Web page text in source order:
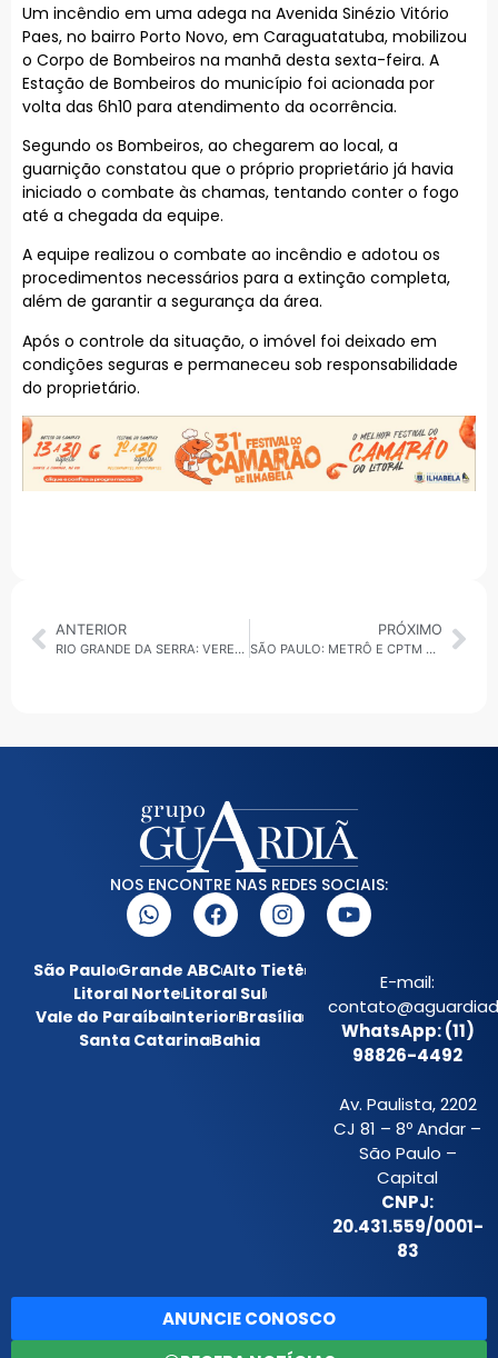
Um incêndio em uma adega na Avenida Sinézio Vitório
Paes, no bairro Porto Novo, em Caraguatatuba, mobilizou
o Corpo de Bombeiros na manhã desta sexta-feira. A
Estação de Bombeiros do município foi acionada por
volta das 6h10 para atendimento da ocorrência.
Segundo os Bombeiros, ao chegarem ao local, a
guarnição constatou que o próprio proprietário já havia
iniciado o combate às chamas, tentando conter o fogo
até a chegada da equipe.
A equipe realizou o combate ao incêndio e adotou os
procedimentos necessários para a extinção completa,
além de garantir a segurança da área.
Após o controle da situação, o imóvel foi deixado em
condições seguras e permaneceu sob responsabilidade
do proprietário.
ANTERIOR
RIO GRANDE DA SERRA: VEREADOR COBRA MELHORIAS NA ZELADORIA E DESTACA RELAÇÃO COM EXECUTIVO
PRÓXIMO
SÃO PAULO: METRÔ E CPTM FUNCIONAM 24 HORAS
NOS ENCONTRE NAS REDES SOCIAIS:
São PauloGrande ABCAlto Tietê
Litoral NorteLitoral Sul
Vale do ParaíbaInteriorBrasília
Santa CatarinaBahia
E-mail:
WhatsApp: (11)
98826-4492
Av. Paulista, 2202
CJ 81 – 8º Andar –
São Paulo –
Capital
CNPJ:
20.431.559/0001-
83
ANUNCIE CONOSCO